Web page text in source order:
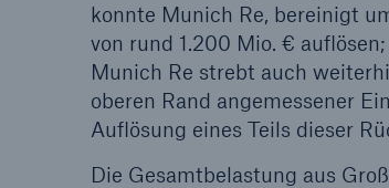
konnte Munich Re, bereinigt
von rund 1.200 Mio. €
Munich Re strebt auch
oberen Rand angemessener
Auflösung eines Teils dieser
Die Gesamtbelastung aus